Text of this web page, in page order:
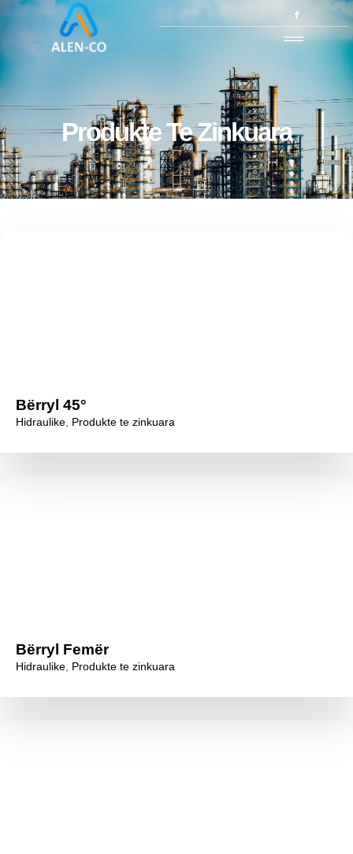
Produkte Te Zinkuara
Bërryl 45°
Hidraulike Produkte te zinkuara
Bërryl Femër
Hidraulike Produkte te zinkuara